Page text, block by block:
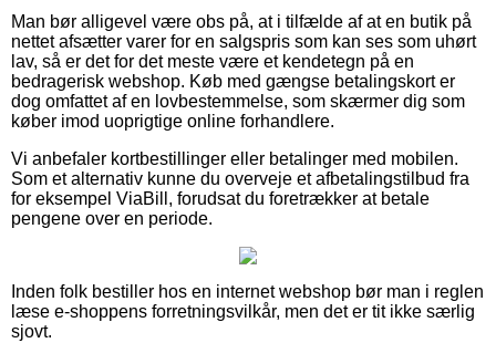
Man bør alligevel være obs på, at i tilfælde af at en butik på
nettet afsætter varer for en salgspris som kan ses som uhørt
lav, så er det for det meste være et kendetegn på en
bedragerisk webshop. Køb med gængse betalingskort er
dog omfattet af en lovbestemmelse, som skærmer dig som
køber imod uoprigtige online forhandlere.
Vi anbefaler kortbestillinger eller betalinger med mobilen.
Som et alternativ kunne du overveje et afbetalingstilbud fra
for eksempel ViaBill, forudsat du foretrækker at betale
pengene over en periode.
Inden folk bestiller hos en internet webshop bør man i reglen
læse e-shoppens forretningsvilkår, men det er tit ikke særlig
sjovt.